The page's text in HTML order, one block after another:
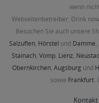
wenn
Webseitenbetreiber: Drink
Besuchen Sie auch unsere
Salzuflen, Hörstel und Damme,
Stainach, Vomp, Lienz,
Obernkirchen, Augsburg und
sowie Frankfurt.
Kontakt